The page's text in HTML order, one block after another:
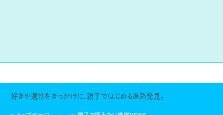
好きや適性をきっかけに、親子ではじめる進路発見。